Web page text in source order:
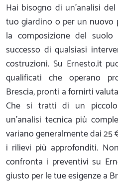
Hai bisogno di un’analisi
tuo giardino o per un nuovo
la composizione del
successo di qualsiasi
costruzioni. Su Ernesto.it
qualificati che operano
Brescia, pronti a fornirti
Che si tratti di un
un'analisi tecnica più
variano generalmente dai
i rilievi più approfonditi.
confronta i preventivi su
giusto per le tue esigenze a